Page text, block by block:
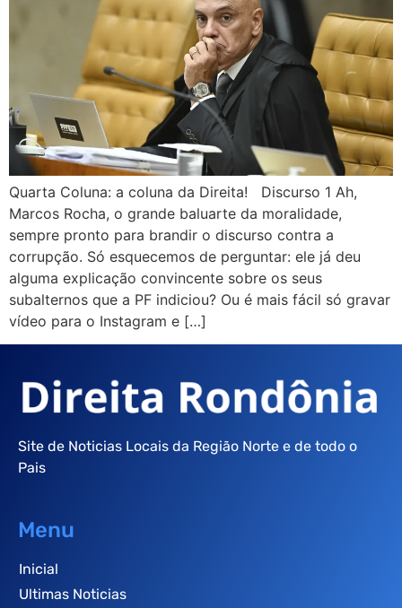
Quarta Coluna: a coluna da Direita! Discurso 1 Ah,
Marcos Rocha, o grande baluarte da moralidade,
sempre pronto para brandir o discurso contra a
corrupção. Só esquecemos de perguntar: ele já deu
alguma explicação convincente sobre os seus
subalternos que a PF indiciou? Ou é mais fácil só gravar
vídeo para o Instagram e […]
Site de Noticias Locais da Região Norte e de todo o
Pais
Menu
Inicial
Ultimas Noticias